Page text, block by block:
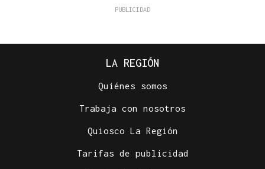
LA REGIÓN
Quiénes somos
Trabaja con nosotros
Quiosco La Región
Tarifas de publicidad